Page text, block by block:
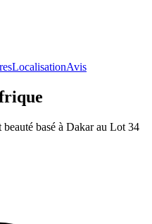
LocalisationAvis
basé à Dakar au Lot 34